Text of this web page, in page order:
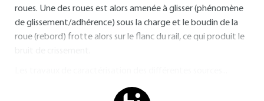
roues. Une des roues est alors amenée à glisser (phénomène
de glissement/adhérence) sous la charge et le boudin de la
roue (rebord) frotte alors sur le flanc du rail, ce qui produit le